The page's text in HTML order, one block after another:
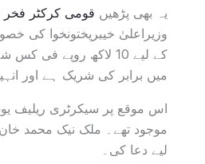
یہ بھی پڑھیں قومی کرکٹر فخر
وزیراعلیٰ خیبرپختونخوا کی
کے لیے 10 لاکھ روپے
میں برابر کی شریک ہے اور
موجود تھے۔ ملک نیک محمد
لیے دعا کی۔